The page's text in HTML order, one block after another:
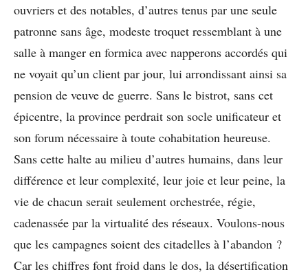
ouvriers et des notables, d’autres tenus par une seule
patronne sans âge, modeste troquet ressemblant à une
salle à manger en formica avec napperons accordés qui
ne voyait qu’un client par jour, lui arrondissant ainsi sa
pension de veuve de guerre. Sans le bistrot, sans cet
épicentre, la province perdrait son socle unificateur et
son forum nécessaire à toute cohabitation heureuse.
Sans cette halte au milieu d’autres humains, dans leur
différence et leur complexité, leur joie et leur peine, la
vie de chacun serait seulement orchestrée, régie,
cadenassée par la virtualité des réseaux. Voulons-nous
que les campagnes soient des citadelles à l’abandon ?
Car les chiffres font froid dans le dos, la désertification